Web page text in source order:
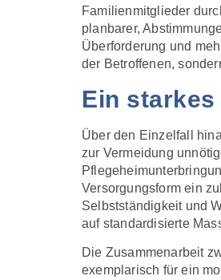
Familienmitglieder
planbarer,
Überforderung und
der Betroffenen,
Ein
Über den Einzelfall
zur Vermeidung
Versorgungsform ein
Selbstständigkeit und
auf standardisierte
Die Zusammenarbeit
exemplarisch für ein